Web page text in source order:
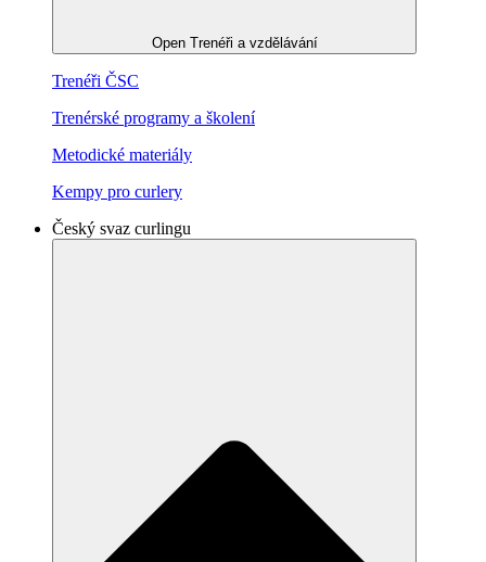
Open Trenéři a vzdělávání
Trenéři ČSC
Trenérské programy a školení
Metodické materiály
Kempy pro curlery
Český svaz curlingu